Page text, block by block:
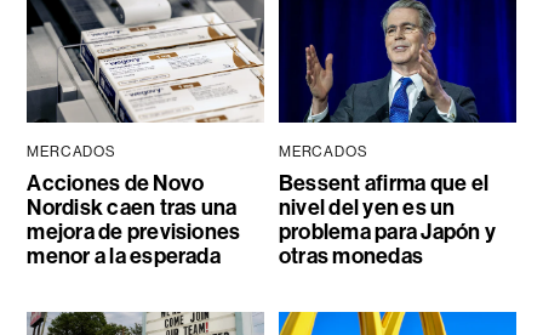
MERCADOS
Acciones de Novo
Nordisk caen tras una
mejora de previsiones
menor a la esperada
MERCADOS
Bessent afirma que el
nivel del yen es un
problema para Japón y
otras monedas